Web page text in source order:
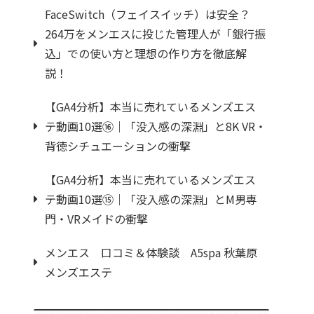
FaceSwitch（フェイスイッチ）は安全？
264万をメンエスに投じた管理人が「銀行振
込」での使い方と理想の作り方を徹底解
説！
【GA4分析】本当に売れているメンズエス
テ動画10選⑯｜「没入感の深淵」と8K VR・
背徳シチュエーションの衝撃
【GA4分析】本当に売れているメンズエス
テ動画10選⑮｜「没入感の深淵」とM男専
門・VRメイドの衝撃
メンエス 口コミ＆体験談 A5spa 秋葉原
メンズエステ